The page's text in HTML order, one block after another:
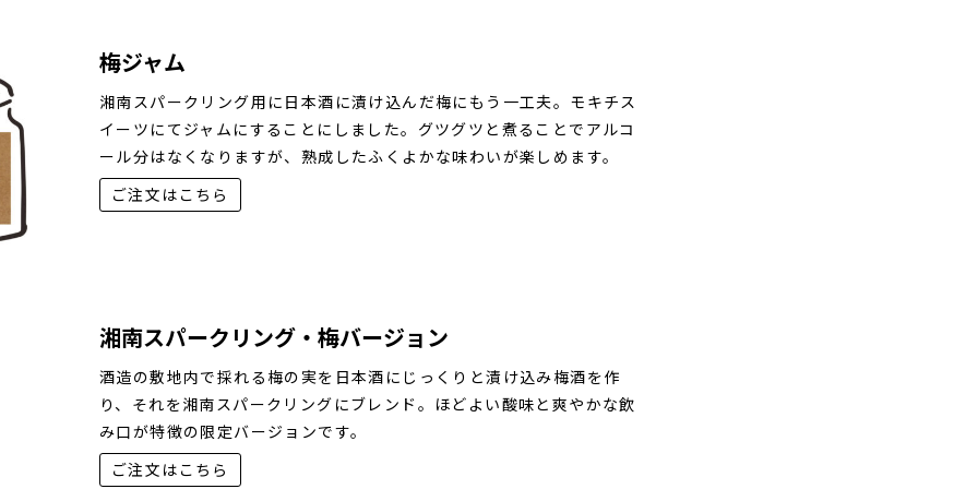
梅ジャム
湘南スパークリング用に日本酒に漬け込んだ梅にもう一工夫。モキチス
イーツにてジャムにすることにしました。グツグツと煮ることでアルコ
ール分はなくなりますが、熟成したふくよかな味わいが楽しめます。
ご注文はこちら
湘南スパークリング・梅バージョン
酒造の敷地内で採れる梅の実を日本酒にじっくりと漬け込み梅酒を作
り、それを湘南スパークリングにブレンド。ほどよい酸味と爽やかな飲
み口が特徴の限定バージョンです。
ご注文はこちら